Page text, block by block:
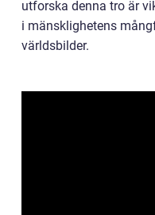
utforska denna tro är
i mänsklighetens
världsbilder.